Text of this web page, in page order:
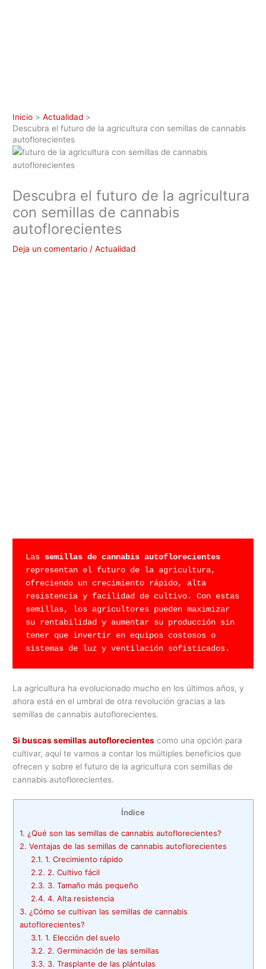
Inicio
Actualidad
Descubra el futuro de la agricultura con semillas de cannabis
autoflorecientes
Descubra el futuro de la agricultura
con semillas de cannabis
autoflorecientes
Deja un comentario /Actualidad
Las semillas de cannabis autoflorecientes
representan el futuro de la agricultura,
ofreciendo un crecimiento rápido, alta
resistencia y facilidad de cultivo. Con estas
semillas, los agricultores pueden maximizar
su rentabilidad y aumentar su producción sin
tener que invertir en equipos costosos o
sistemas de luz y ventilación sofisticados.
La agricultura ha evolucionado mucho en los últimos años, y
ahora está en el umbral de otra revolución gracias a las
semillas de cannabis autoflorecientes.
Si buscas semillas autoflorecientes como una opción para
cultivar, aquí te vamos a contar los múltiples beneficios que
ofrecen y sobre el futuro de la agricultura con semillas de
cannabis autoflorecientes.
Índice
1. ¿Qué son las semillas de cannabis autoflorecientes?
2. Ventajas de las semillas de cannabis autoflorecientes
2.1. 1. Crecimiento rápido
2.2. 2. Cultivo fácil
2.3. 3. Tamaño más pequeño
2.4. 4. Alta resistencia
3. ¿Cómo se cultivan las semillas de cannabis
autoflorecientes?
3.1. 1. Elección del suelo
3.2. 2. Germinación de las semillas
3.3. 3. Trasplante de las plántulas